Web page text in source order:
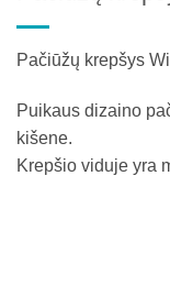
Pačiūžų krepšys
Puikaus dizaino
kišene.
Krepšio viduje yra